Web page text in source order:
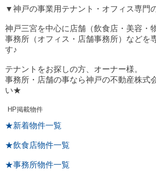
▼神戸の事業用テナント・オフィス専門
神戸三宮を中心に店舗（飲食店・美容・
事務所（オフィス・店舗事務所）などを
す♪
テナントをお探しの方、オーナー様。
事務所・店舗の事なら神戸の不動産株式
い★
HP掲載物件
★新着物件一覧
★飲食店物件一覧
★事務所物件一覧